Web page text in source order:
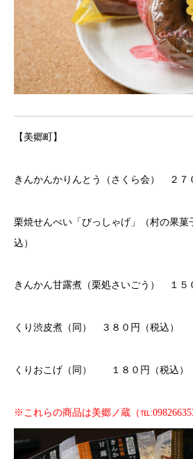
【美郷町】
きんかんかりんとう（さくら会） ２７
栗焼せんべい「びっしゃげ」（村の果
込）
きんかん甘露煮（栗処さいごう） １５
くり渋皮煮（同） ３８０円（税込）
くりおこげ（同） １８０円（税込）
※これらの商品は美郷ノ蔵（